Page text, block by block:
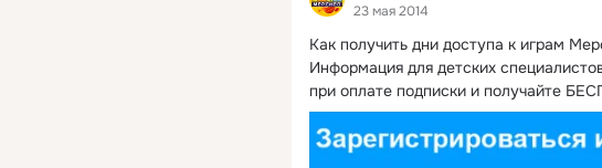
23 мая 2014
Как получить дни доступа к играм
Информация для детских
при оплате подписки и получайте